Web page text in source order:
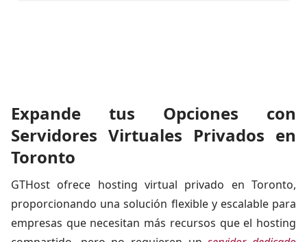
Expande tus Opciones con
Servidores Virtuales Privados en
Toronto
GTHost ofrece hosting virtual privado en Toronto,
proporcionando una solución flexible y escalable para
empresas que necesitan más recursos que el hosting